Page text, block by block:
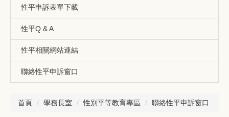
性平申訴表單下載
性平Q & A
性平相關網站連結
聯絡性平申訴窗口
首頁 學務長室 性別平等教育專區 聯絡性平申訴窗口